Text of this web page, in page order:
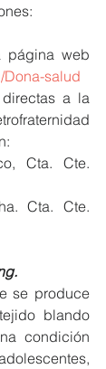
Dona-salud
directas a la
Cta. Cte.
Cta. Cte.
se produce
blando
condición